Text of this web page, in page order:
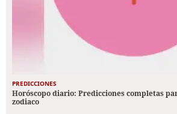
PREDICCIONES
Horóscopo diario: Predicciones completas
zodiaco